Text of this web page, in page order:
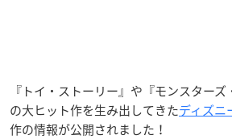
『トイ・ストーリー』や『モンスター
の大ヒット作を生み出してきたディズニ
作の情報が公開されました！